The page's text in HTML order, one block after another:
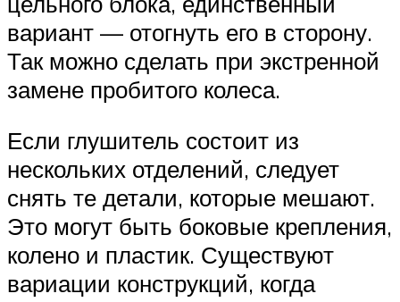
вариант — отогнуть его в сторону.
Так можно сделать при экстренной
замене пробитого колеса.
Если глушитель состоит из
нескольких отделений, следует
снять те детали, которые мешают.
Это могут быть боковые крепления,
колено и пластик. Существуют
вариации конструкций, когда